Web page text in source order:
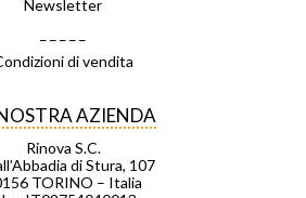
Newsletter
di vendita
AZIENDA
Rinova S.C.
di Stura, 107
TORINO – Italia